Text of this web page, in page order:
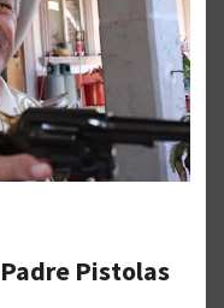
Pistolas